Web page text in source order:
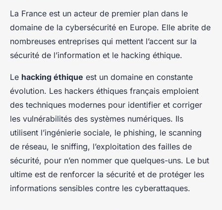
La France est un acteur de premier plan dans le
domaine de la cybersécurité en Europe. Elle abrite de
nombreuses entreprises qui mettent l’accent sur la
sécurité de l’information et le hacking éthique.
Le hacking éthique est un domaine en constante
évolution. Les hackers éthiques français emploient
des techniques modernes pour identifier et corriger
les vulnérabilités des systèmes numériques. Ils
utilisent l’ingénierie sociale, le phishing, le scanning
de réseau, le sniffing, l’exploitation des failles de
sécurité, pour n’en nommer que quelques-uns. Le but
ultime est de renforcer la sécurité et de protéger les
informations sensibles contre les cyberattaques.